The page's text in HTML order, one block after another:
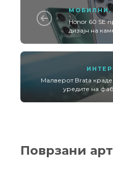
МОБИЛНИ
Honor 60 SE
дизајн на
Малверот Brata
уредите на
Поврзани